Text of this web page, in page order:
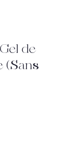
de
(Sans